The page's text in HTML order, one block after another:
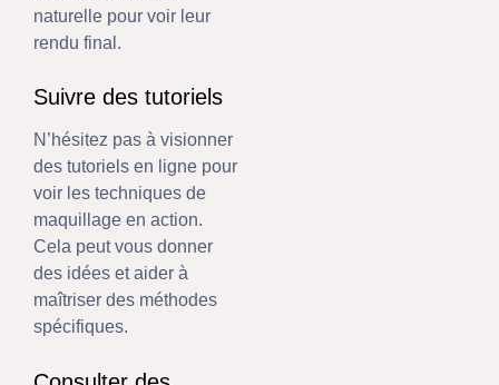
naturelle pour voir leur
rendu final.
Suivre des tutoriels
N’hésitez pas à visionner
des tutoriels en ligne pour
voir les techniques de
maquillage en action.
Cela peut vous donner
des idées et aider à
maîtriser des méthodes
spécifiques.